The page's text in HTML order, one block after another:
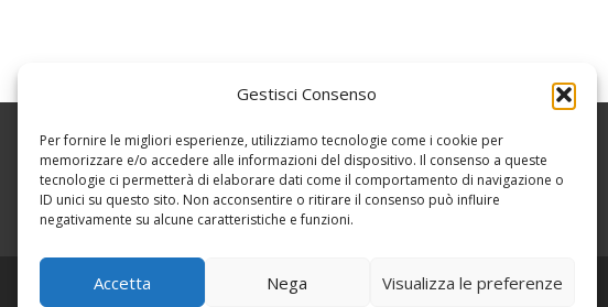
Gestisci Consenso
Per fornire le migliori esperienze, utilizziamo tecnologie come i cookie per
memorizzare e/o accedere alle informazioni del dispositivo. Il consenso a queste
tecnologie ci permetterà di elaborare dati come il comportamento di navigazione o
ID unici su questo sito. Non acconsentire o ritirare il consenso può influire
negativamente su alcune caratteristiche e funzioni.
Accetta Nega Visualizza le preferenze
Powered by WordPress